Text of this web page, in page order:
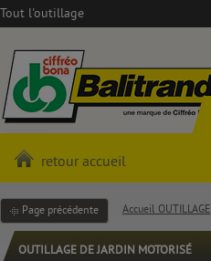
Tout l'outillage
retour accueil
Page précédente Accueil OUTILLAGE
OUTILLAGE DE JARDIN MOTORISÉ